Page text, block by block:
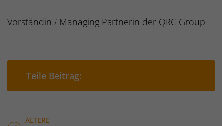
Vorständin / Managing Partnerin der QRC Group
Teile Beitrag:
ÄLTERE